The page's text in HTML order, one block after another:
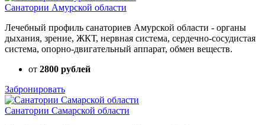
Санатории Амурской области
Лечебный профиль санаториев Амурской области - органы
дыхания, зрение, ЖКТ, нервная система, сердечно-сосудистая
система, опорно-двигательный аппарат, обмен веществ.
от 2800 рублей
Забронировать
Санатории Самарской области